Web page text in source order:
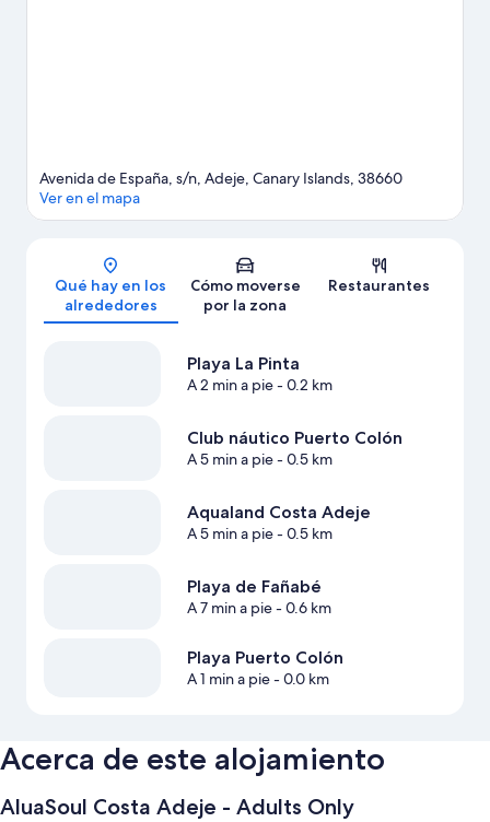
Mapa
Avenida de España, s/n, Adeje, Canary Islands, 38660
Ver en el mapa
Qué hay en los
alrededores
Cómo moverse
por la zona
Restaurantes
Playa La Pinta
A 2 min a pie- 0.2 km
Club náutico Puerto Colón
A 5 min a pie- 0.5 km
Aqualand Costa Adeje
A 5 min a pie- 0.5 km
Playa de Fañabé
A 7 min a pie- 0.6 km
Playa Puerto Colón
A 1 min a pie- 0.0 km
Acerca de este alojamiento
AluaSoul Costa Adeje - Adults Only